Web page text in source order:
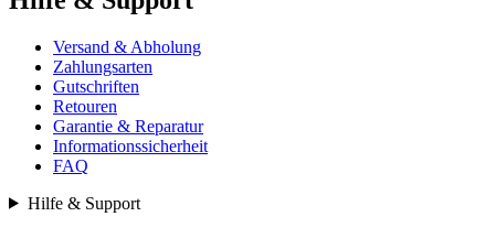
Versand & Abholung
Zahlungsarten
Gutschriften
Retouren
Garantie & Reparatur
Informationssicherheit
FAQ
Hilfe & Support